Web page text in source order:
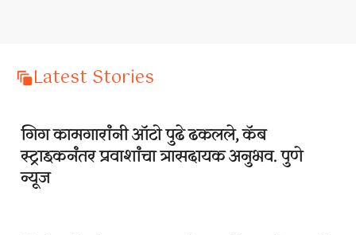
Latest Stories
गिग कामगारांनी ऑटो पुढे ढकलले, कॅब
स्ट्राइकनंतर प्रवाशांचा त्रासदायक अनुभव. पुणे
न्यूज